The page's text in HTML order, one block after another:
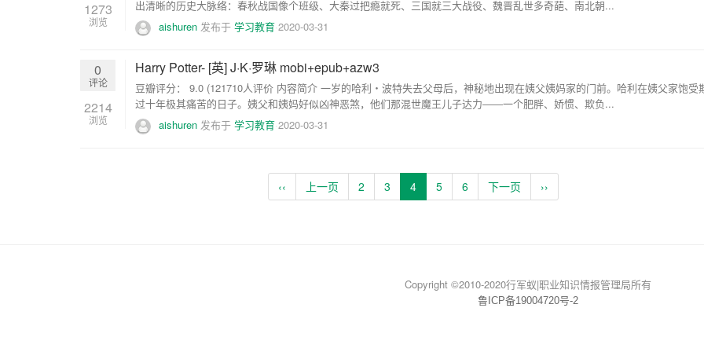
1273
浏览
出清晰的历史大脉络：春秋战国像个班级、大秦过把瘾就死、三国就三大战役、魏晋乱世多奇葩、南北朝...
aishuren 发布于 学习教育 2020-03-31
0
评论
2214
浏览
Harry Potter- [英] J·K·罗琳 mobi+epub+azw3
豆瓣评分： 9.0 (121710人评价 内容简介 一岁的哈利・波特失去父母后，神秘地出现在姨父姨妈家的门前。哈利在姨父家饱受
过十年极其痛苦的日子。姨父和姨妈好似凶神恶煞，他们那混世魔王儿子达力――一个肥胖、娇惯、欺负...
aishuren 发布于 学习教育 2020-03-31
‹‹ 上一页 2 3 4 5 6 下一页 ››
Copyright ©2010-2020行军蚁|职业知识情报管理局所有
鲁ICP备19004720号-2